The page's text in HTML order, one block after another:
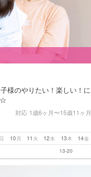
様のやりたい！楽しい！に
☆
対応 1歳6ヶ月〜15歳11ヶ月
日 月
10 火
11 水
12 木
13 金
14
13-20